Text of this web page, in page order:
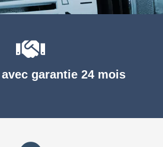
avec garantie 24 mois